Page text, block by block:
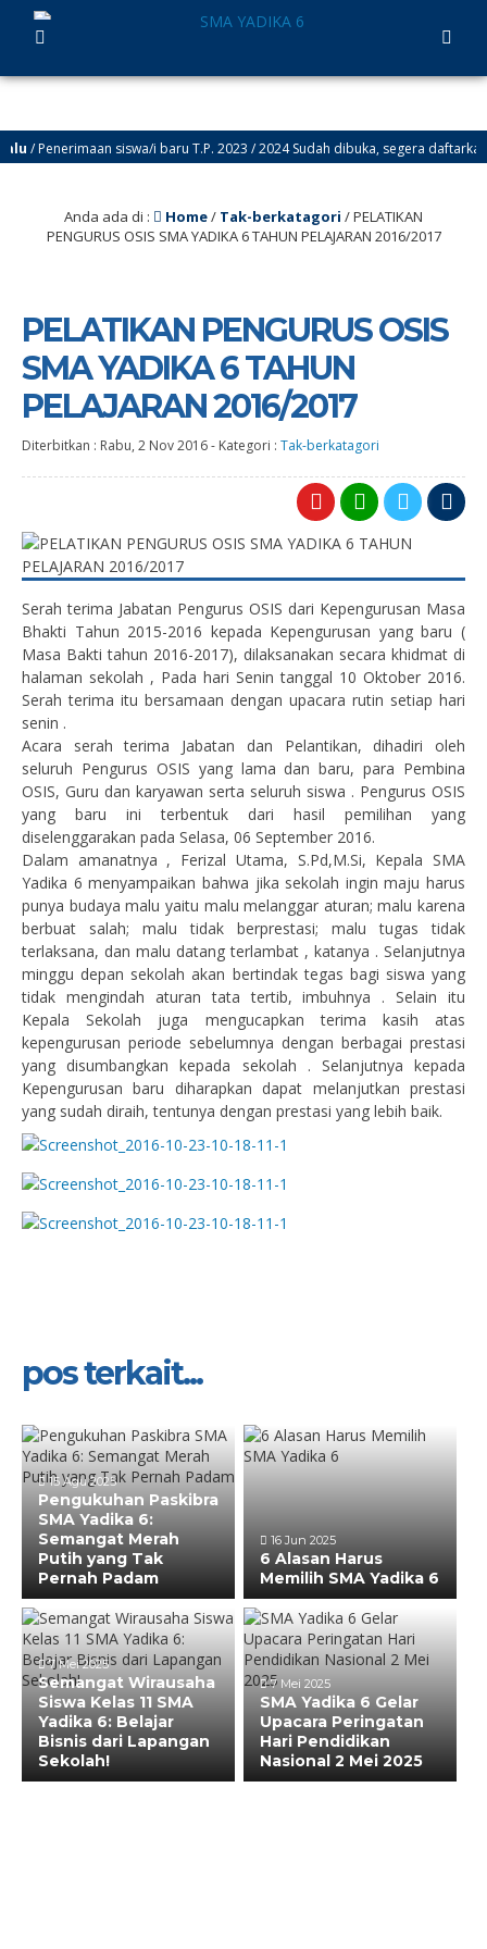
Penerimaan siswa/i baru T.P. 2023 / 2024 Sudah dibuka, segera daftarkan
Anda ada di : Home/ Tak-berkatagori /PELATIKAN
PENGURUS OSIS SMA YADIKA 6 TAHUN PELAJARAN 2016/2017
PELATIKAN PENGURUS OSIS
SMA YADIKA 6 TAHUN
PELAJARAN 2016/2017
Diterbitkan : Rabu, 2 Nov 2016- Kategori : Tak-berkatagori
Serah terima Jabatan Pengurus OSIS dari Kepengurusan Masa
Bhakti Tahun 2015-2016 kepada Kepengurusan yang baru (
Masa Bakti tahun 2016-2017), dilaksanakan secara khidmat di
halaman sekolah , Pada hari Senin tanggal 10 Oktober 2016.
Serah terima itu bersamaan dengan upacara rutin setiap hari
senin .
Acara serah terima Jabatan dan Pelantikan, dihadiri oleh
seluruh Pengurus OSIS yang lama dan baru, para Pembina
OSIS, Guru dan karyawan serta seluruh siswa . Pengurus OSIS
yang baru ini terbentuk dari hasil pemilihan yang
diselenggarakan pada Selasa, 06 September 2016.
Dalam amanatnya , Ferizal Utama, S.Pd,M.Si, Kepala SMA
Yadika 6 menyampaikan bahwa jika sekolah ingin maju harus
punya budaya malu yaitu malu melanggar aturan; malu karena
berbuat salah; malu tidak berprestasi; malu tugas tidak
terlaksana, dan malu datang terlambat , katanya . Selanjutnya
minggu depan sekolah akan bertindak tegas bagi siswa yang
tidak mengindah aturan tata tertib, imbuhnya . Selain itu
Kepala Sekolah juga mengucapkan terima kasih atas
kepengurusan periode sebelumnya dengan berbagai prestasi
yang disumbangkan kepada sekolah . Selanjutnya kepada
Kepengurusan baru diharapkan dapat melanjutkan prestasi
yang sudah diraih, tentunya dengan prestasi yang lebih baik.
pos terkait...
15 Agu 2025
Pengukuhan Paskibra
SMA Yadika 6:
Semangat Merah
Putih yang Tak
Pernah Padam
16 Jun 2025
6 Alasan Harus
Memilih SMA Yadika 6
7 Mei 2025
Semangat Wirausaha
Siswa Kelas 11 SMA
Yadika 6: Belajar
Bisnis dari Lapangan
Sekolah!
7 Mei 2025
SMA Yadika 6 Gelar
Upacara Peringatan
Hari Pendidikan
Nasional 2 Mei 2025